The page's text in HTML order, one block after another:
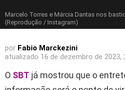
Marcelo Torres e Márcia Dantas nos
(Reprodução / Instagram)
por Fabio Marckezini
atualizado 16 de dezembro de 2023,
O SBT já mostrou que o